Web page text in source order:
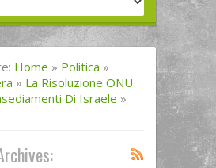
Home » Politica »
» La Risoluzione ONU
Di Israele »